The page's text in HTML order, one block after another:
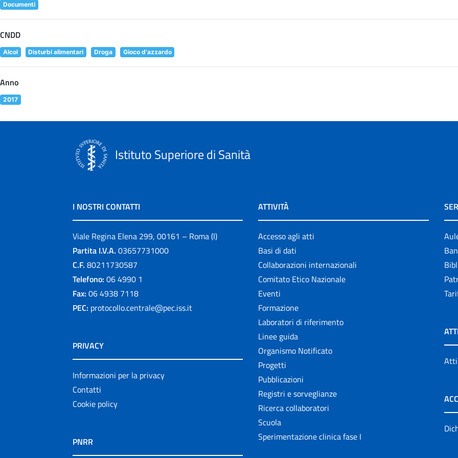
Documenti
CNDD
Alcol Disturbi alimentari Droga Gioco d'azzardo
Anno
2017
Istituto Superiore di Sanità
I NOSTRI CONTATTI
Viale Regina Elena 299, 00161 – Roma (I)
Partita I.V.A. 03657731000
C.F. 80211730587
Telefono: 06 4990 1
Fax: 06 4938 7118
PEC: protocollo.centrale@pec.iss.it
PRIVACY
Informazioni per la privacy
Contatti
Cookie policy
PNRR
ATTIVITÀ
Accesso agli atti
Basi di dati
Collaborazioni internazionali
Comitato Etico Nazionale
Eventi
Formazione
Laboratori di riferimento
Linee guida
Organismo Notificato
Progetti
Pubblicazioni
Registri e sorveglianze
Ricerca collaboratori
Scuola
Sperimentazione clinica fase I
Atti